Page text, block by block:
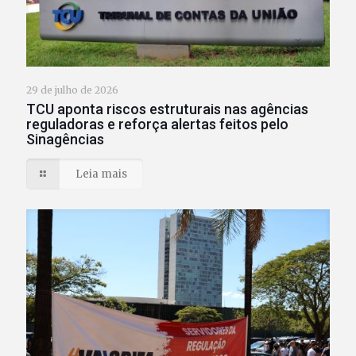
29 de julho de 2026
TCU aponta riscos estruturais nas agências
reguladoras e reforça alertas feitos pelo
Sinagências
Leia mais